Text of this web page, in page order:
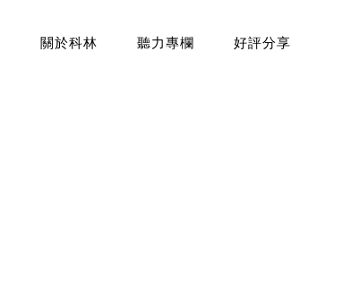
關於科林 聽力專欄 好評分享